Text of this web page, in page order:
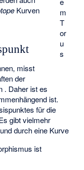
m
T
or
u
s
Kurven
misst
der
. Daher ist es
ist.
für die
gibt vielmehr
unddurch eine Kurve
ist